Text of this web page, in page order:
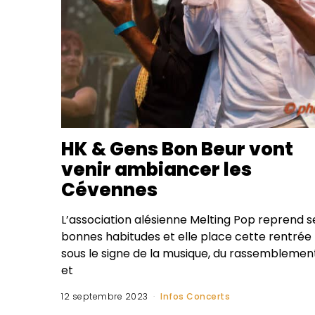
HK & Gens Bon Beur vont
venir ambiancer les
Cévennes
L’association alésienne Melting Pop reprend
bonnes habitudes et elle place cette rentrée
sous le signe de la musique, du
et
12 septembre 2023 Infos Concerts